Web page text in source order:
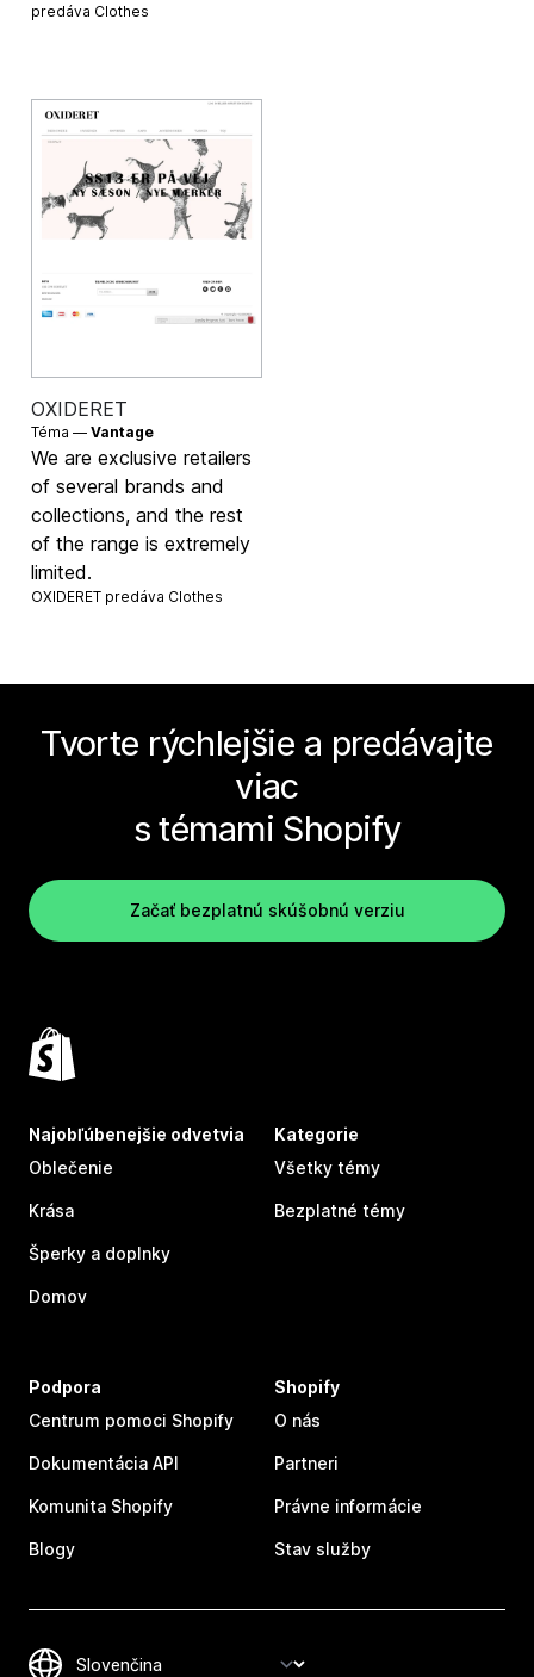
predáva Clothes
OXIDERET
Téma —Vantage
We are exclusive retailers
of several brands and
collections, and the rest
of the range is extremely
limited.
OXIDERET predáva Clothes
Tvorte rýchlejšie a predávajte
viac
s témami Shopify
Začať bezplatnú skúšobnú verziu
Najobľúbenejšie odvetvia
Oblečenie
Krása
Šperky a doplnky
Domov
Kategorie
Všetky témy
Bezplatné témy
Podpora
Centrum pomoci Shopify
Dokumentácia API
Komunita Shopify
Blogy
Shopify
O nás
Partneri
Právne informácie
Stav služby